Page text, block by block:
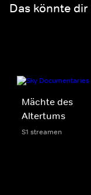
Das könnte
Mächte des
Altertums
S1 streamen